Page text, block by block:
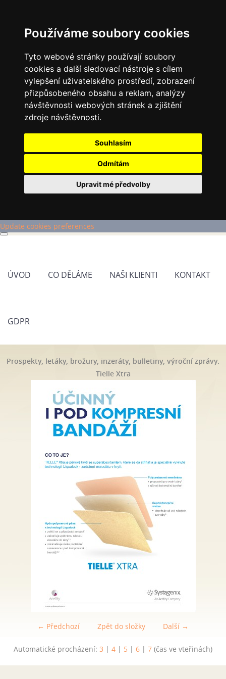
Používáme soubory cookies
Tyto webové stránky používají soubory
cookies a další sledovací nástroje s cílem
vylepšení uživatelského prostředí, zobrazení
přizpůsobeného obsahu a reklam, analýzy
návštěvnosti webových stránek a zjištění
zdroje návštěvnosti.
Souhlasím
Odmítám
Upravit mé předvolby
Update cookies preferences
ÚVOD CO DĚLÁME NAŠI KLIENTI KONTAKT
GDPR
Prospekty, letáky, brožury, inzeráty, bulletiny, výroční zprávy.
Tielle Xtra
← Předchozí Další →
Zpět do složky
Automatické procházení: 3 | 4 | 5 | 6 | 7 (čas ve vteřinách)